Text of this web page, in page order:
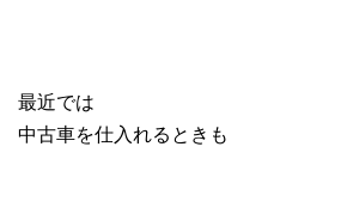
最近では
中古車を仕入れるときも